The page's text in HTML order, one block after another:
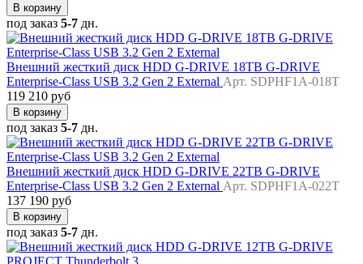
В корзину
под заказ 5-7 дн.
Внешний жесткий диск HDD G-DRIVE 18TB G-DRIVE
Enterprise-Class USB 3.2 Gen 2 External Арт. SDPHF1A-018T
119 210 руб
В корзину
под заказ 5-7 дн.
Внешний жесткий диск HDD G-DRIVE 22TB G-DRIVE
Enterprise-Class USB 3.2 Gen 2 External Арт. SDPHF1A-022T
137 190 руб
В корзину
под заказ 5-7 дн.